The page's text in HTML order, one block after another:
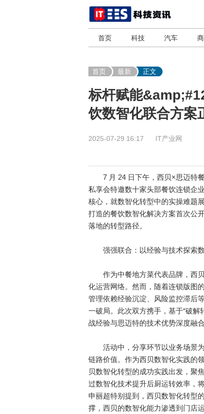
首页 科技 汽车
首页 最新 正文
标杆赋能
饮数智化联合方案
2025-07-29 16:17 IT产业网
7 月 24 日下午，西贝×思迈特餐
私享会特邀数十家头部餐饮连锁企
核心，就数智化转型中的实操难题
打造的餐饮数智化解决方案首次公
落地的转型路径。
强强联合：以经验与技术探索数
作为中餐地方菜代表品牌，西贝
化运营网络。然而，随着连锁版图
管理依赖经验沉淀、风险监控滞后
一破局。此次双方携手，基于“破
战经验与思迈特的技术优势深度融
活动中，分享环节以业务场景为
链路价值。作为西贝数智化实践的
贝数智化转型的成功实践出发，聚
过数智化技术提升后厨运转效率，
申丽超特别提到，西贝数智化转
撑，西贝的数智化能力渗透到门店